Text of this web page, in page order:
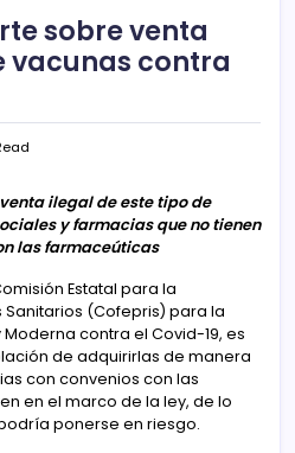
sobre venta
vacunas contra
ilegal de este tipo de
y farmacias que no tienen
las farmaceúticas
Estatal para la
(Cofepris) para la
contra el Covid-19, es
de adquirirlas de manera
con convenios con las
en el marco de la ley, de lo
ponerse en riesgo.